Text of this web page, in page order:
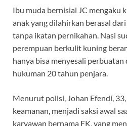
Ibu muda bernisial JC mengaku
anak yang dilahirkan berasal
tanpa ikatan pernikahan. Nasi
perempuan berkulit kuning
hanya bisa menyesali perbuatan
hukuman 20 tahun penjara.
Menurut polisi, Johan Efendi,
keamanan, menjadi saksi awal
karyawan bernama EK, yang